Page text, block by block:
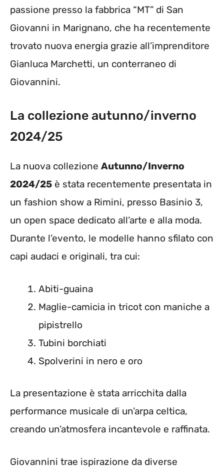
passione presso la fabbrica “MT” di San
Giovanni in Marignano, che ha recentemente
trovato nuova energia grazie all’imprenditore
Gianluca Marchetti, un conterraneo di
Giovannini.
La collezione autunno/inverno
2024/25
La nuova collezione Autunno/Inverno
2024/25 è stata recentemente presentata in
un fashion show a Rimini, presso Basinio 3,
un open space dedicato all’arte e alla moda.
Durante l’evento, le modelle hanno sfilato con
capi audaci e originali, tra cui:
Abiti-guaina
Maglie-camicia in tricot con maniche a
pipistrello
Tubini borchiati
Spolverini in nero e oro
La presentazione è stata arricchita dalla
performance musicale di un’arpa celtica,
creando un’atmosfera incantevole e raffinata.
Giovannini trae ispirazione da diverse